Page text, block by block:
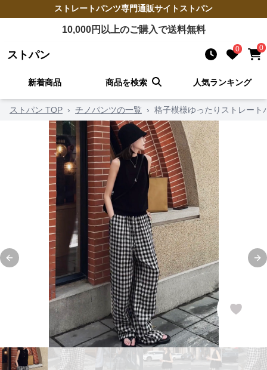
ストレートパンツ専門通販サイト ストパン
10,000円以上のご購入で送料無料
ストパン 0 0
新着商品 商品を検索 人気ランキング
ストパン TOP › チノパンツの一覧 › 格子模様ゆったりストレート
Previous slide